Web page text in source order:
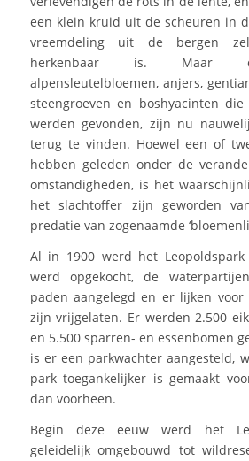
een klein kruid uit de scheuren in
vreemdeling uit de bergen
herkenbaar is. Maar
alpensleutelbloemen, anjers,
steengroeven en boshyacinten
werden gevonden, zijn nu
terug te vinden. Hoewel een of
hebben geleden onder de
omstandigheden, is het
het slachtoffer zijn geworden
predatie van zogenaamde
Al in 1900 werd het
werd opgekocht, de
paden aangelegd en er lijken
zijn vrijgelaten. Er werden 2.500
en 5.500 sparren- en essenbomen
is er een parkwachter aangesteld,
park toegankelijker is gemaakt
dan voorheen.
Begin deze eeuw werd het
geleidelijk omgebouwd tot